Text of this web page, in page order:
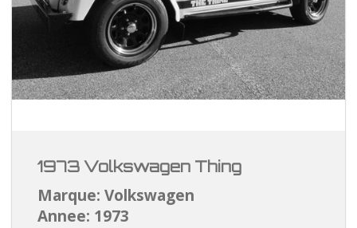
1973 Volkswagen Thing
Marque: Volkswagen
Annee: 1973